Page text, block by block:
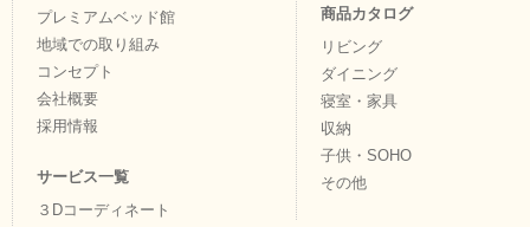
プレミアムベッド館
地域での取り組み
コンセプト
会社概要
採用情報
サービス一覧
３Dコーディネート
商品カタログ
リビング
ダイニング
寝室・家具
収納
子供・SOHO
その他